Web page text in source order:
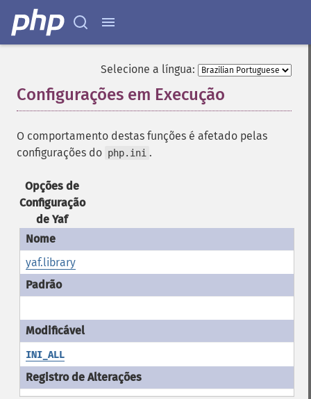
Selecione a língua:
Configurações em Execução
O comportamento destas funções é afetado pelas
configurações do php.ini .
Opções de
Configuração
de Yaf
yaf.library
INI_ALL